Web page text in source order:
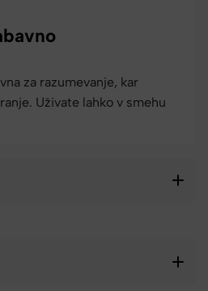
za razumevanje, kar
Uživate lahko v smehu